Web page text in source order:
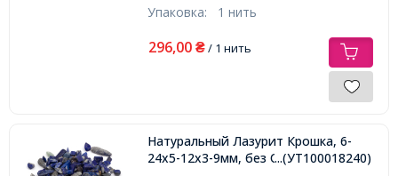
Упаковка: 1 нить
296,00 ₴/ 1 нить
Натуральный Лазурит Крошка, 6-
24x5-12x3-9мм, без Отверстия,
...(УТ100018240)